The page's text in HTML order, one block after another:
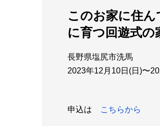
このお家に住
に育つ回遊式の
長野県塩尻市洗馬
2023年12月10日(日)〜
申込は こちらから